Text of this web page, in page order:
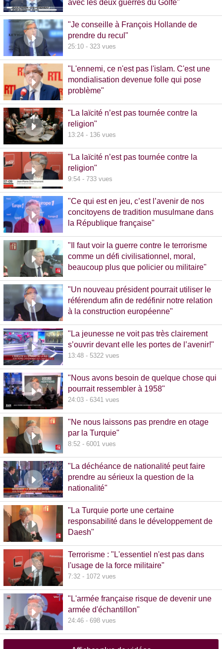
avec les deux guerres du Golfe"
"Je conseille à François Hollande de
prendre du recul"
25:10 - 323 vues
"L'ennemi, ce n'est pas l'islam. C'est une
mondialisation devenue folle qui pose
problème"
"La laïcité n’est pas tournée contre la
religion"
13:24 - 136 vues
"La laïcité n’est pas tournée contre la
religion"
9:54 - 733 vues
"Ce qui est en jeu, c’est l’avenir de nos
concitoyens de tradition musulmane dans
la République française"
"Il faut voir la guerre contre le terrorisme
comme un défi civilisationnel, moral,
beaucoup plus que policier ou militaire"
"Un nouveau président pourrait utiliser le
référendum afin de redéfinir notre relation
à la construction européenne"
"La jeunesse ne voit pas très clairement
s’ouvrir devant elle les portes de l’avenir!"
13:48 - 5322 vues
"Nous avons besoin de quelque chose qui
pourrait ressembler à 1958"
24:03 - 6341 vues
"Ne nous laissons pas prendre en otage
par la Turquie"
8:52 - 6001 vues
"La déchéance de nationalité peut faire
prendre au sérieux la question de la
nationalité"
"La Turquie porte une certaine
responsabilité dans le développement de
Daesh"
Terrorisme : "L'essentiel n'est pas dans
l'usage de la force militaire"
7:32 - 1072 vues
"L'armée française risque de devenir une
armée d'échantillon"
24:46 - 698 vues